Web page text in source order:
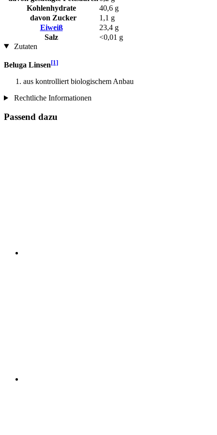
Kohlenhydrate
40,6 g
davon Zucker
1,1 g
Eiweiß
23,4 g
Salz
<0,01 g
Zutaten
Beluga Linsen[1]
aus kontrolliert biologischem Anbau
Rechtliche Informationen
Passend dazu